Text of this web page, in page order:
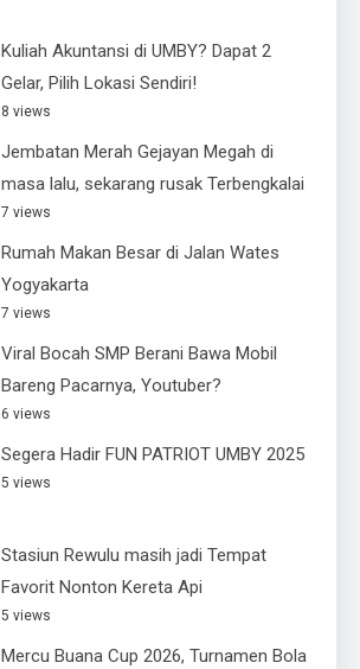
Kuliah Akuntansi di UMBY? Dapat 2
Gelar, Pilih Lokasi Sendiri!
8 views
Jembatan Merah Gejayan Megah di
masa lalu, sekarang rusak Terbengkalai
7 views
Rumah Makan Besar di Jalan Wates
Yogyakarta
7 views
Viral Bocah SMP Berani Bawa Mobil
Bareng Pacarnya, Youtuber?
6 views
Segera Hadir FUN PATRIOT UMBY 2025
5 views
Stasiun Rewulu masih jadi Tempat
Favorit Nonton Kereta Api
5 views
Mercu Buana Cup 2026, Turnamen Bola